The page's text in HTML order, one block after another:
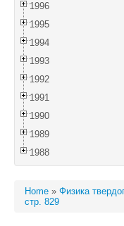
1996
1995
1994
1993
1992
1991
1990
1989
1988
Home » Физика
стр. 829